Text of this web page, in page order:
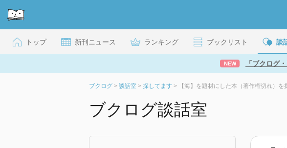
トップ 新刊ニュース ランキング ブックリスト 談
NEW 「ブクログ
ブクログ > 談話室 > 探してます > 【海】を題材にした本（著作権切れ）を
ブクログ談話室